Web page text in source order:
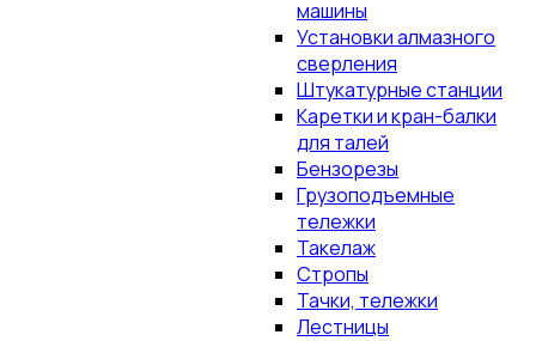
машины
Установки алмазного
сверления
Штукатурные станции
Каретки и кран-балки
для талей
Бензорезы
Грузоподъемные
тележки
Такелаж
Стропы
Тачки, тележки
Лестницы